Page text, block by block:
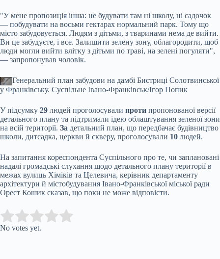
"У мене пропозиція інша: не будувати там ні школу, ні садочок
— побудувати на восьми гектарах нормальний парк. Тому що
місто забудовується. Людям з дітьми, з тваринами нема де вийти.
Ви це забудуєте, і все. Залишити зелену зону, облагородити, щоб
люди могли вийти влітку з дітьми по траві, на зелені погуляти",
— запропонував чоловік.
Генеральний план забудови на дамбі Бистриці Солотвинської
у Франківську. Суспільне Івано-Франківськ/Ігор Попик
У підсумку 29 людей проголосували проти пропонованої версії
детального плану та підтримали ідею облаштування зеленої зони
на всій території. За детальний план, що передбачає будівництво
школи, дитсадка, церкви й скверу, проголосували 10 людей.
На запитання кореспондента Суспільного про те, чи заплановані
надалі громадські слухання щодо детального плану території в
межах вулиць Хіміків та Целевича, керівник департаменту
архітектури й містобудування Івано-Франківської міської ради
Орест Кошик сказав, що поки не може відповісти.
Rate this item:
No votes yet.